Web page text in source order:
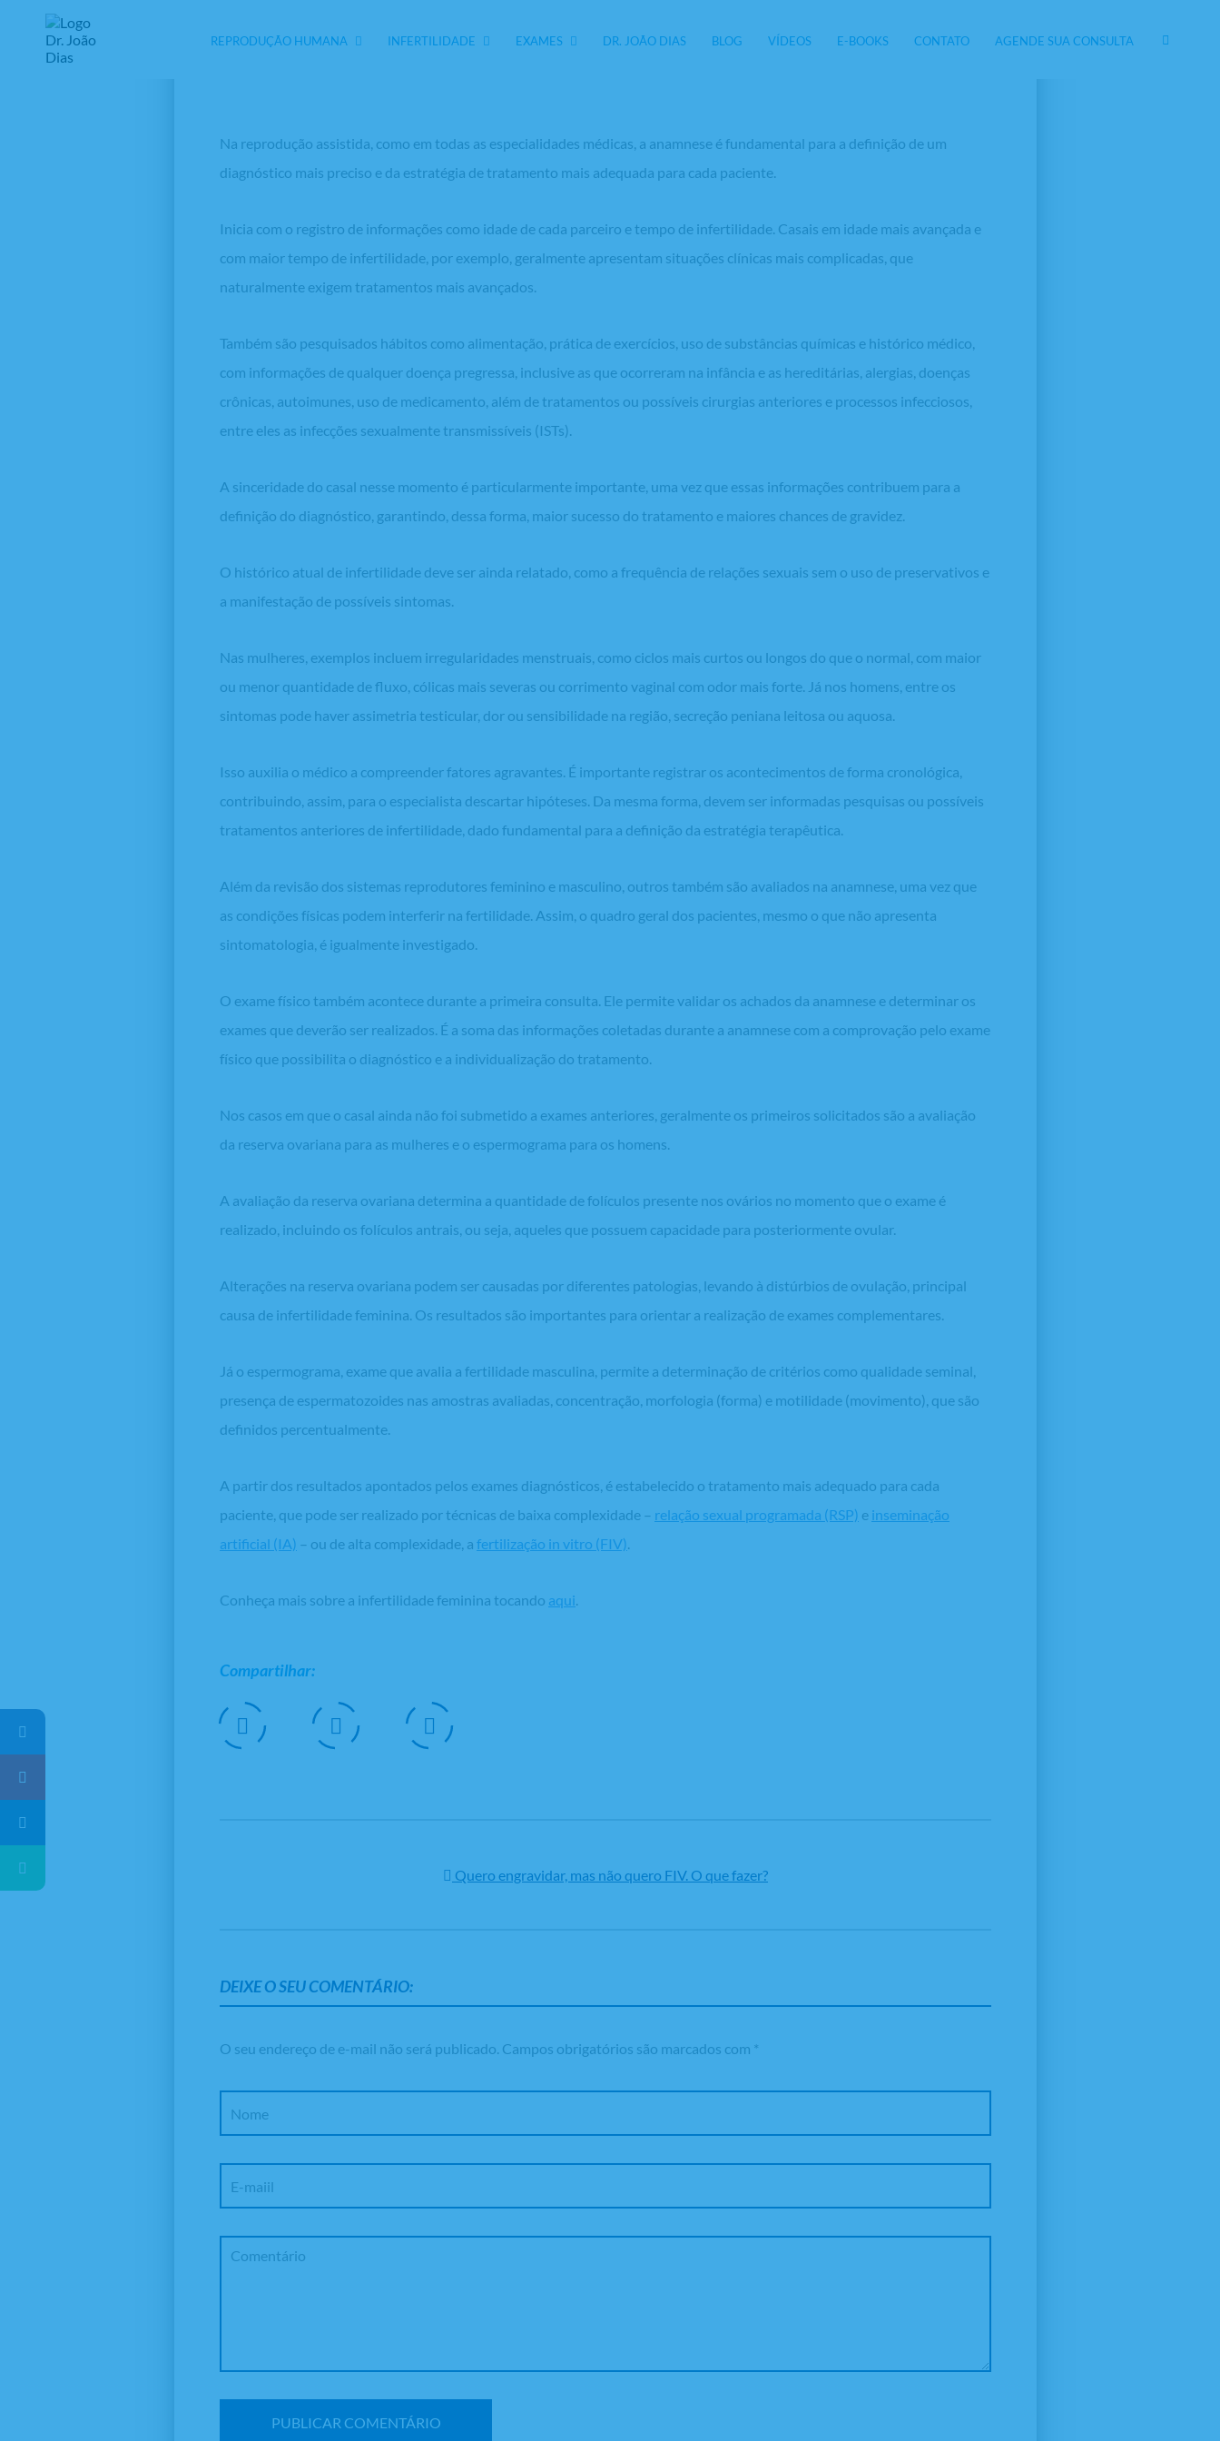
REPRODUÇÃO HUMANA INFERTILIDADE EXAMES DR. JOÃO DIAS BLOG VÍDEOS E-BOOKS CONTATO AGENDE SUA CONSULTA
Entenda como a anamnese acontece na reprodução assistida
Na reprodução assistida, como em todas as especialidades médicas, a anamnese é fundamental para a definição de um
diagnóstico mais preciso e da estratégia de tratamento mais adequada para cada paciente.
Inicia com o registro de informações como idade de cada parceiro e tempo de infertilidade. Casais em idade mais avançada e
com maior tempo de infertilidade, por exemplo, geralmente apresentam situações clínicas mais complicadas, que
naturalmente exigem tratamentos mais avançados.
Também são pesquisados hábitos como alimentação, prática de exercícios, uso de substâncias químicas e histórico médico,
com informações de qualquer doença pregressa, inclusive as que ocorreram na infância e as hereditárias, alergias, doenças
crônicas, autoimunes, uso de medicamento, além de tratamentos ou possíveis cirurgias anteriores e processos infecciosos,
entre eles as infecções sexualmente transmissíveis (ISTs).
A sinceridade do casal nesse momento é particularmente importante, uma vez que essas informações contribuem para a
definição do diagnóstico, garantindo, dessa forma, maior sucesso do tratamento e maiores chances de gravidez.
O histórico atual de infertilidade deve ser ainda relatado, como a frequência de relações sexuais sem o uso de preservativos e
a manifestação de possíveis sintomas.
Nas mulheres, exemplos incluem irregularidades menstruais, como ciclos mais curtos ou longos do que o normal, com maior
ou menor quantidade de fluxo, cólicas mais severas ou corrimento vaginal com odor mais forte. Já nos homens, entre os
sintomas pode haver assimetria testicular, dor ou sensibilidade na região, secreção peniana leitosa ou aquosa.
Isso auxilia o médico a compreender fatores agravantes. É importante registrar os acontecimentos de forma cronológica,
contribuindo, assim, para o especialista descartar hipóteses. Da mesma forma, devem ser informadas pesquisas ou possíveis
tratamentos anteriores de infertilidade, dado fundamental para a definição da estratégia terapêutica.
Além da revisão dos sistemas reprodutores feminino e masculino, outros também são avaliados na anamnese, uma vez que
as condições físicas podem interferir na fertilidade. Assim, o quadro geral dos pacientes, mesmo o que não apresenta
sintomatologia, é igualmente investigado.
O exame físico também acontece durante a primeira consulta. Ele permite validar os achados da anamnese e determinar os
exames que deverão ser realizados. É a soma das informações coletadas durante a anamnese com a comprovação pelo exame
físico que possibilita o diagnóstico e a individualização do tratamento.
Nos casos em que o casal ainda não foi submetido a exames anteriores, geralmente os primeiros solicitados são a avaliação
da reserva ovariana para as mulheres e o espermograma para os homens.
A avaliação da reserva ovariana determina a quantidade de folículos presente nos ovários no momento que o exame é
realizado, incluindo os folículos antrais, ou seja, aqueles que possuem capacidade para posteriormente ovular.
Alterações na reserva ovariana podem ser causadas por diferentes patologias, levando à distúrbios de ovulação, principal
causa de infertilidade feminina. Os resultados são importantes para orientar a realização de exames complementares.
Já o espermograma, exame que avalia a fertilidade masculina, permite a determinação de critérios como qualidade seminal,
presença de espermatozoides nas amostras avaliadas, concentração, morfologia (forma) e motilidade (movimento), que são
definidos percentualmente.
A partir dos resultados apontados pelos exames diagnósticos, é estabelecido o tratamento mais adequado para cada
paciente, que pode ser realizado por técnicas de baixa complexidade – relação sexual programada (RSP) e inseminação
artificial (IA) – ou de alta complexidade, a fertilização in vitro (FIV).
Conheça mais sobre a infertilidade feminina tocando aqui.
Compartilhar:
Quero engravidar, mas não quero FIV. O que fazer?
DEIXE O SEU COMENTÁRIO:
O seu endereço de e-mail não será publicado. Campos obrigatórios são marcados com *